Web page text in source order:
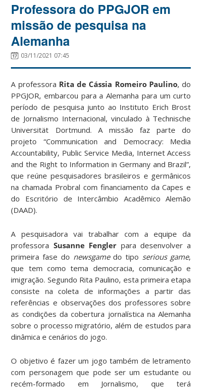
Professora do PPGJOR em
missão de pesquisa na
Alemanha
03/11/2021 07:45
A professora Rita de Cássia Romeiro Paulino, do
PPGJOR, embarcou para a Alemanha para um curto
período de pesquisa junto ao Instituto Erich Brost
de Jornalismo Internacional, vinculado à Technische
Universität Dortmund. A missão faz parte do
projeto “Communication and Democracy: Media
Accountability, Public Service Media, Internet Access
and the Right to Information in Germany and Brazil”,
que reúne pesquisadores brasileiros e germânicos
na chamada Probral com financiamento da Capes e
do Escritório de Intercâmbio Acadêmico Alemão
(DAAD).
A pesquisadora vai trabalhar com a equipe da
professora Susanne Fengler para desenvolver a
primeira fase do newsgamedo tipo serious game,
que tem como tema democracia, comunicação e
imigração. Segundo Rita Paulino, esta primeira etapa
consiste na coleta de informações a partir das
referências e observações dos professores sobre
as condições da cobertura jornalística na Alemanha
sobre o processo migratório, além de estudos para
dinâmica e cenários do jogo.
O objetivo é fazer um jogo também de letramento
com personagem que pode ser um estudante ou
recém-formado em Jornalismo, que terá